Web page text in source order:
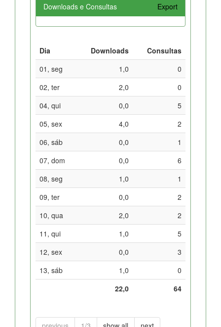
Downloads e Consultas Export
Dia Downloads
Consultas
01, seg
1,0
0
02, ter
2,0
0
04, qui
0,0
5
05, sex
4,0
2
06, sáb
0,0
1
07, dom
0,0
6
08, seg
1,0
1
09, ter
0,0
2
10, qua
2,0
2
11, qui
1,0
5
12, sex
0,0
3
13, sáb
1,0
0
22,0
64